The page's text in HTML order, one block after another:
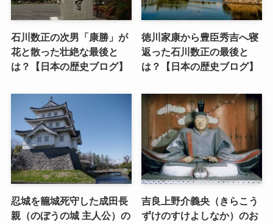
石川数正の次男「康勝」が
花と散った壮絶な最後と
は？【日本の歴史ブログ】
徳川家康から豊臣秀吉へ寝
返った石川数正の最後と
は？【日本の歴史ブログ】
忍城を籠城死守した成田長
親（のぼうの城 主人公）の
吉良上野介義央（きらこう
ずけのすけよしなか）のお